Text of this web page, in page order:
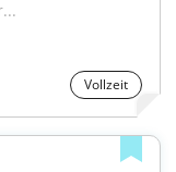
Vollzeit